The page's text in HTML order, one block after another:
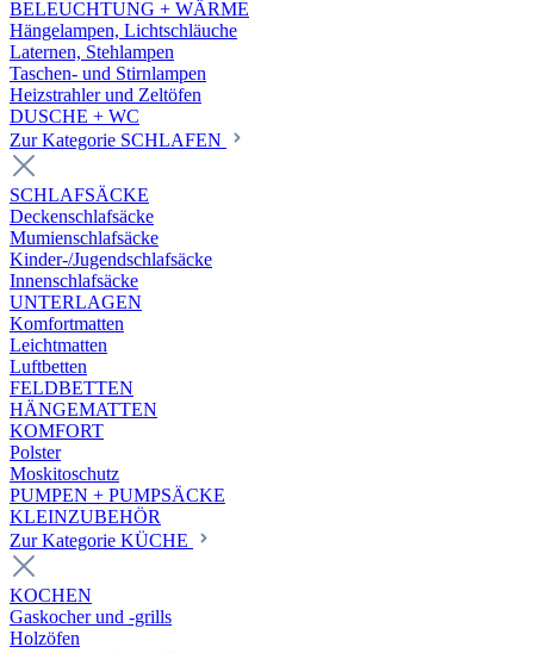
BELEUCHTUNG + WÄRME
Hängelampen, Lichtschläuche
Laternen, Stehlampen
Taschen- und Stirnlampen
Heizstrahler und Zeltöfen
DUSCHE + WC
Zur Kategorie SCHLAFEN
SCHLAFSÄCKE
Deckenschlafsäcke
Mumienschlafsäcke
Kinder-/Jugendschlafsäcke
Innenschlafsäcke
UNTERLAGEN
Komfortmatten
Leichtmatten
Luftbetten
FELDBETTEN
HÄNGEMATTEN
KOMFORT
Polster
Moskitoschutz
PUMPEN + PUMPSÄCKE
KLEINZUBEHÖR
Zur Kategorie KÜCHE
KOCHEN
Gaskocher und -grills
Holzöfen